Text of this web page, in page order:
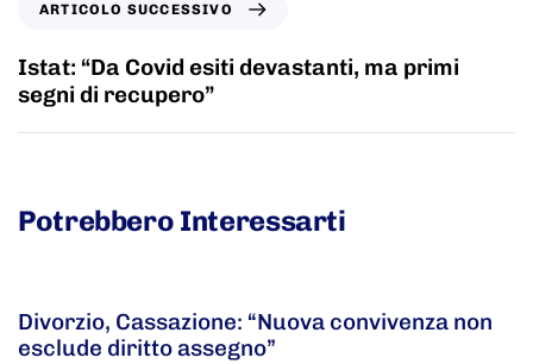
ARTICOLO SUCCESSIVO
Istat: “Da Covid esiti devastanti, ma primi
segni di recupero”
Potrebbero Interessarti
Divorzio, Cassazione: “Nuova convivenza non
esclude diritto assegno”